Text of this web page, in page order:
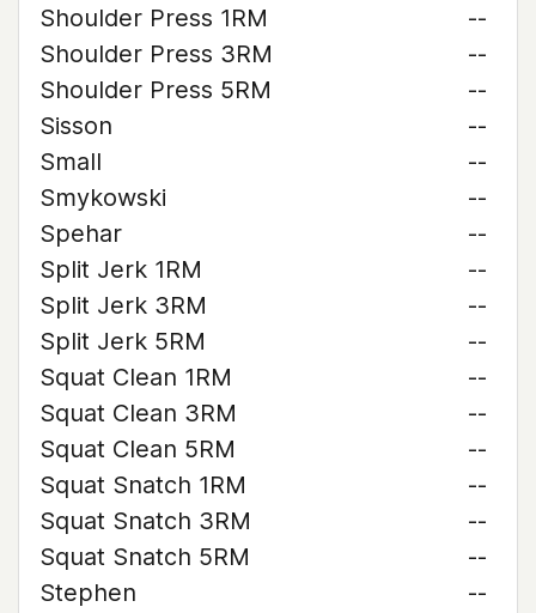
Shoulder Press 1RM
--
Shoulder Press 3RM
--
Shoulder Press 5RM
--
Sisson
--
Small
--
Smykowski
--
Spehar
--
Split Jerk 1RM
--
Split Jerk 3RM
--
Split Jerk 5RM
--
Squat Clean 1RM
--
Squat Clean 3RM
--
Squat Clean 5RM
--
Squat Snatch 1RM
--
Squat Snatch 3RM
--
Squat Snatch 5RM
--
Stephen
--